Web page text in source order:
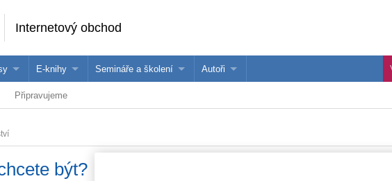
Internetový obchod
E-knihy
Jak na naše e-knihy?
Semináře a školení Autoři
Připravujeme
být?